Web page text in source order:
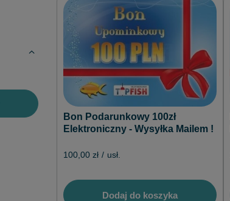
Bon Podarunkowy 100zł
Elektroniczny - Wysyłka Mailem !
100,00 zł / usł.
Dodaj do koszyka